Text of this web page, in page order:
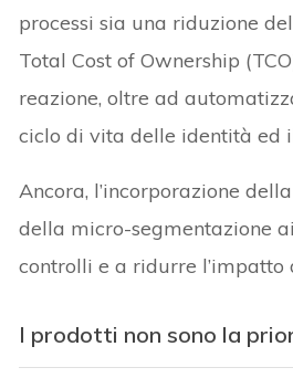
processi sia una riduzione
Total Cost of Ownership
reazione, oltre ad
ciclo di vita delle identità ed
Ancora, l’incorporazione
della micro-segmentazione
controlli e a ridurre l’impatto
I prodotti non sono la